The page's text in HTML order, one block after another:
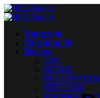
Bỏ
qua
dung
Trang chủ
Về chúng tôi
Dịch vụ
SOC
NCSOC
REDTEAM